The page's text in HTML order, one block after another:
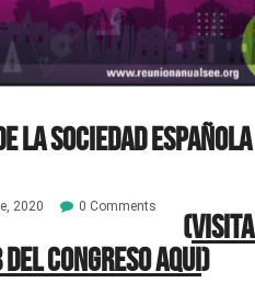
la Sociedad Española
2020 0 Comments
(
Congreso aqui)